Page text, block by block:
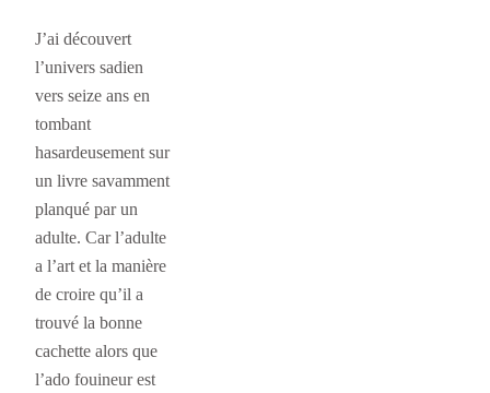
J’ai découvert
l’univers sadien
vers seize ans en
tombant
hasardeusement sur
un livre savamment
planqué par un
adulte. Car l’adulte
a l’art et la manière
de croire qu’il a
trouvé la bonne
cachette alors que
l’ado fouineur est